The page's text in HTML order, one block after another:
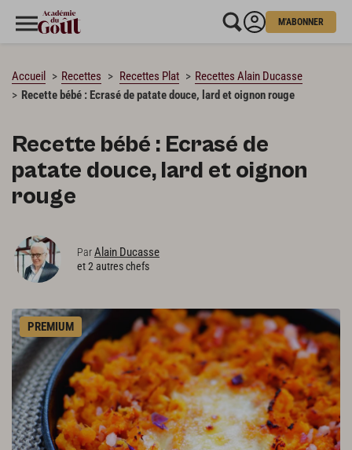
M'ABONNER
Accueil Recettes Recettes Plat
Recettes Alain Ducasse
Recette bébé : Ecrasé de patate douce, lard et oignon rouge
Recette bébé : Ecrasé de
patate douce, lard et oignon
rouge
ParAlain Ducasse
et 2 autres chefs
PREMIUM
CHARGEMENT…